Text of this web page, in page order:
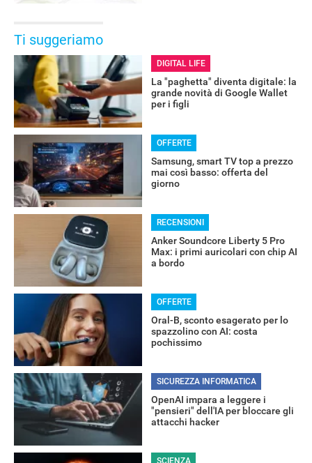
RECENSIONI
Ti suggeriamo
DIGITAL LIFE
La "paghetta" diventa digitale: la
grande novità di Google Wallet
per i figli
OFFERTE
Samsung, smart TV top a prezzo
mai così basso: offerta del
giorno
RECENSIONI
Anker Soundcore Liberty 5 Pro
Max: i primi auricolari con chip AI
a bordo
OFFERTE
Oral-B, sconto esagerato per lo
spazzolino con AI: costa
pochissimo
SICUREZZA INFORMATICA
OpenAI impara a leggere i
"pensieri" dell'IA per bloccare gli
attacchi hacker
SCIENZA